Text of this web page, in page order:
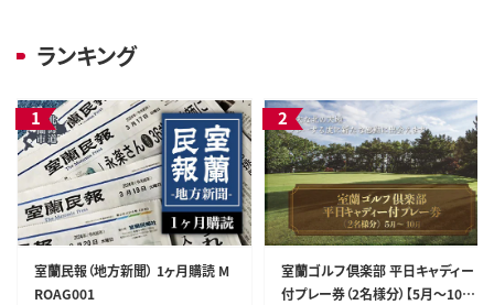
ランキング
室蘭民報（地方新聞） 1ヶ月購読 M
ROAG001
室蘭ゴルフ倶楽部 平日キャディー
付プレー券（2名様分）【5月～10月】